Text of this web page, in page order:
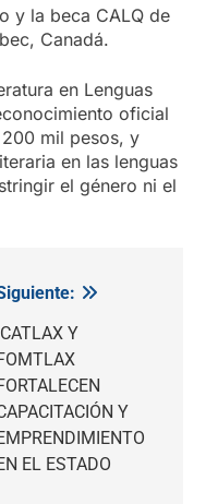
y la beca CALQ de
Canadá.
en Lenguas
oficial
mil pesos, y
en las lenguas
el género ni el
Y
Y
EL ESTADO